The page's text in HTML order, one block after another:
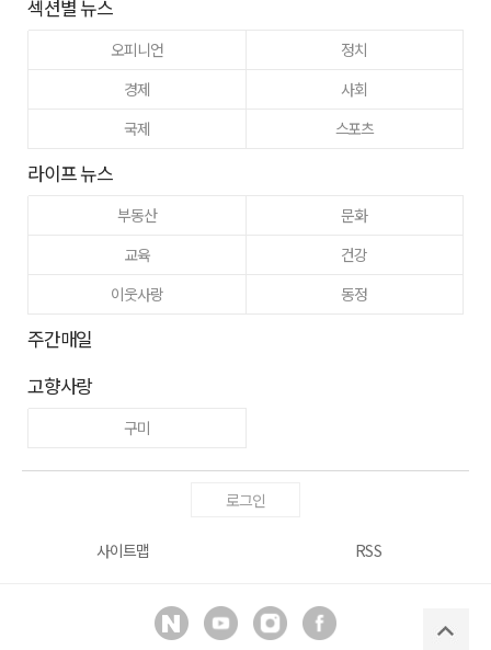
섹션별 뉴스
오피니언
정치
경제
사회
국제
스포츠
라이프 뉴스
부동산
문화
교육
건강
이웃사랑
동정
주간매일
고향사랑
구미
로그인
사이트맵 RSS